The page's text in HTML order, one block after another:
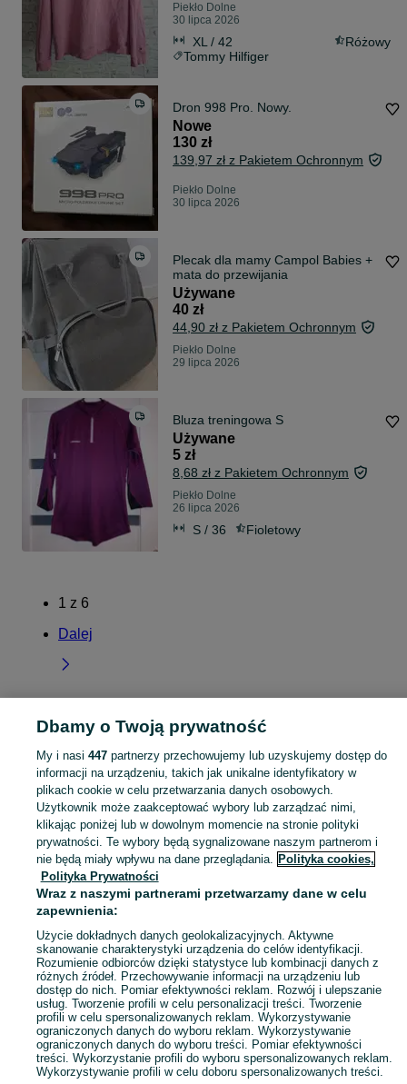
Piekło Dolne
30 lipca 2026
XL / 42
Różowy
Tommy Hilfiger
Dron 998 Pro. Nowy.
Nowe
130 zł
139,97 zł z Pakietem Ochronnym
Piekło Dolne
30 lipca 2026
Plecak dla mamy Campol Babies +
mata do przewijania
Używane
40 zł
44,90 zł z Pakietem Ochronnym
Piekło Dolne
29 lipca 2026
Bluza treningowa S
Używane
5 zł
8,68 zł z Pakietem Ochronnym
Piekło Dolne
26 lipca 2026
S / 36 Fioletowy
1 z 6
Dalej
Strona główna Pomorskie Piekło Dolne
KATEGORIA
Skorzystaj z największego serwisu ogłoszeniowego - Piekło Dolne i okolice! Kupuj to, czego pragniesz i sprzedawaj to, czego już nie potrzebujesz! Zobacz
Mapa kategorii
Mapa miejscowości
Mapa ministron
Popularne wyszukiwania
Dbamy o Twoją prywatność
My i nasi 447partnerzy przechowujemy lub uzyskujemy dostęp do
informacji na urządzeniu, takich jak unikalne identyfikatory w
plikach cookie w celu przetwarzania danych osobowych.
Użytkownik może zaakceptować wybory lub zarządzać nimi,
klikając poniżej lub w dowolnym momencie na stronie polityki
prywatności. Te wybory będą sygnalizowane naszym partnerom i
nie będą miały wpływu na dane przeglądania. Polityka cookies,
Polityka Prywatności
Wraz z naszymi partnerami przetwarzamy dane w celu
zapewnienia:
Użycie dokładnych danych geolokalizacyjnych. Aktywne
skanowanie charakterystyki urządzenia do celów identyfikacji.
Rozumienie odbiorców dzięki statystyce lub kombinacji danych z
różnych źródeł. Przechowywanie informacji na urządzeniu lub
dostęp do nich. Pomiar efektywności reklam. Rozwój i ulepszanie
usług. Tworzenie profili w celu personalizacji treści. Tworzenie
profili w celu spersonalizowanych reklam. Wykorzystywanie
ograniczonych danych do wyboru reklam. Wykorzystywanie
ograniczonych danych do wyboru treści. Pomiar efektywności
treści. Wykorzystanie profili do wyboru spersonalizowanych reklam.
Wykorzystywanie profili w celu doboru spersonalizowanych treści.